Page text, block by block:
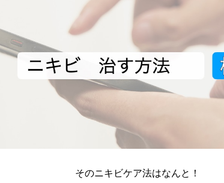
そのニキビケア法はなんと！